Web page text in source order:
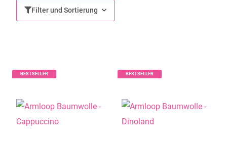
Filter und Sortierung
BESTSELLER BESTSELLER